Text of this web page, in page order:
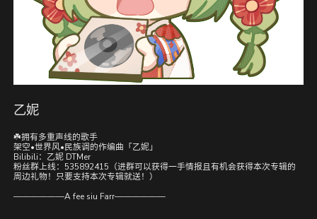
乙妮
☘️拥有多重声线的歌手
架空•世界风•民族调的作编曲「乙妮」
Bilibili：乙妮 DTMer
粉丝群上线：535892415（进群可以获得一手情报且有机会获得本次专辑的
周边礼物！只要支持本次专辑就送！）
——————A fee siu Farr——————